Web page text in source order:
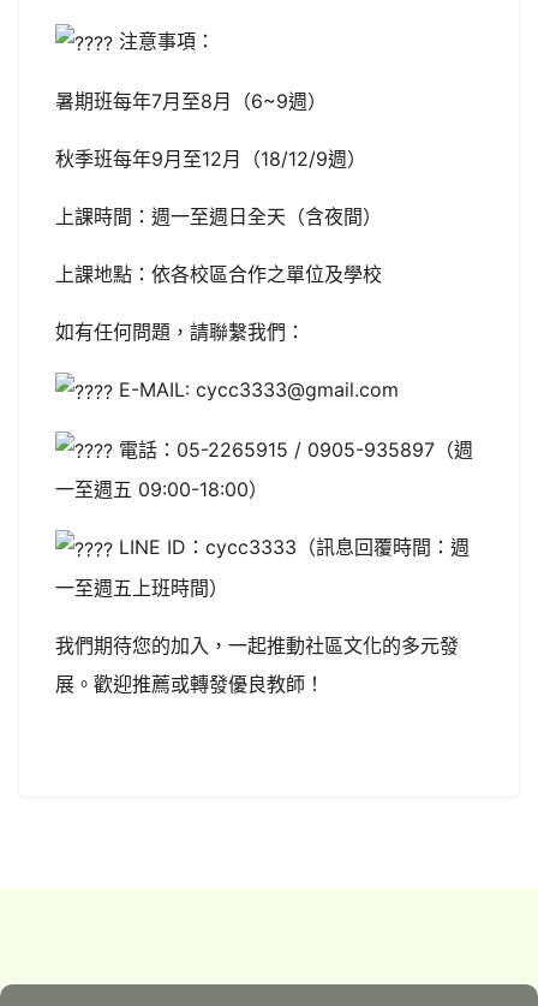
注意事項：
暑期班每年7月至8月（6~9週）
秋季班每年9月至12月（18/12/9週）
上課時間：週一至週日全天（含夜間）
上課地點：依各校區合作之單位及學校
如有任何問題，請聯繫我們：
E-MAIL: cycc3333@gmail.com
電話：05-2265915 / 0905-935897（週
一至週五 09:00-18:00）
LINE ID：cycc3333（訊息回覆時間：週
一至週五上班時間）
我們期待您的加入，一起推動社區文化的多元發
展。歡迎推薦或轉發優良教師！